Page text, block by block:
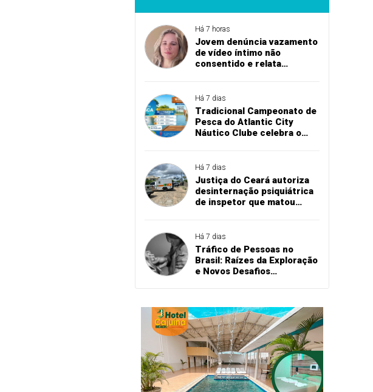
Há 7 horas
Jovem denúncia vazamento
de vídeo íntimo não
consentido e relata
Há 7 dias
Tradicional Campeonato de
Pesca do Atlantic City
Náutico Clube celebra o
Há 7 dias
Justiça do Ceará autoriza
desinternação psiquiátrica
de inspetor que matou
Há 7 dias
Tráfico de Pessoas no
Brasil: Raízes da Exploração
e Novos Desafios